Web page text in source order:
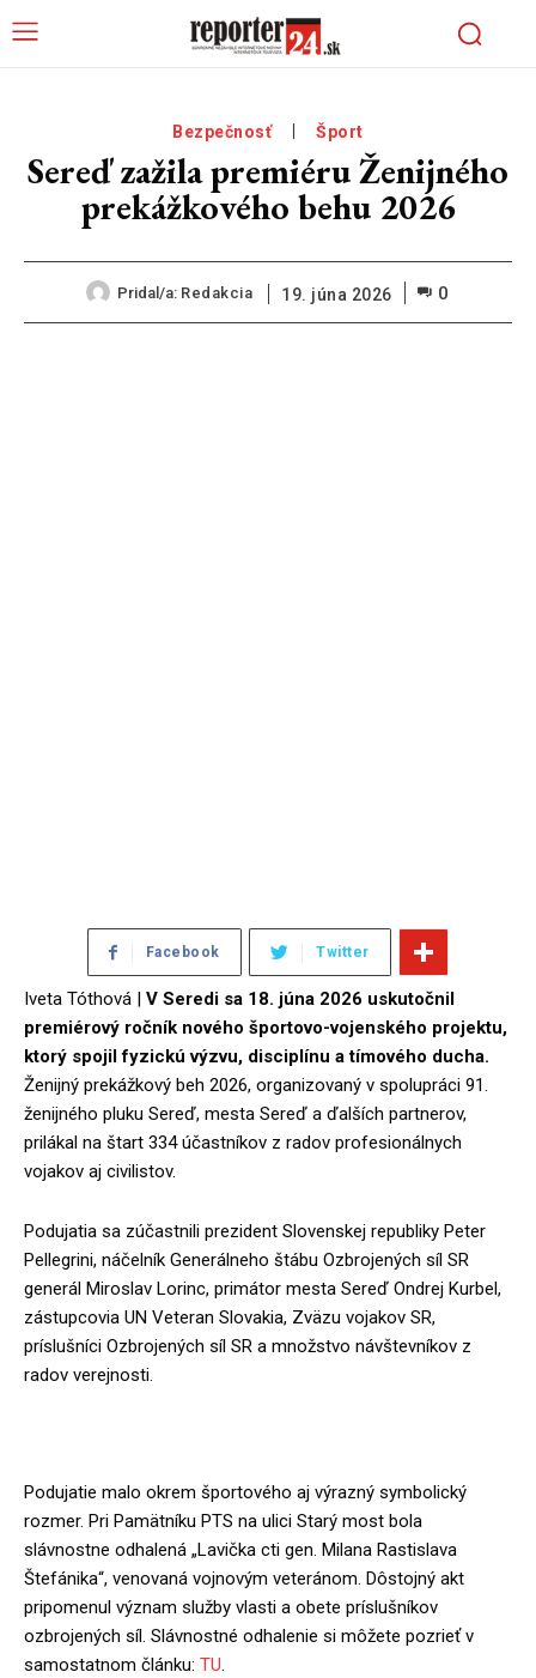
Bezpečnosť Šport
Sereď zažila premiéru Ženijného
prekážkového behu 2026
Pridal/a: Redakcia 19. júna 2026 0
Facebook Twitter
Iveta Tóthová | V Seredi sa 18. júna 2026 uskutočnil
premiérový ročník nového športovo-vojenského projektu,
ktorý spojil fyzickú výzvu, disciplínu a tímového ducha.
Ženijný prekážkový beh 2026, organizovaný v spolupráci 91.
ženijného pluku Sereď, mesta Sereď a ďalších partnerov,
prilákal na štart 334 účastníkov z radov profesionálnych
vojakov aj civilistov.
Podujatia sa zúčastnili prezident Slovenskej republiky Peter
Pellegrini, náčelník Generálneho štábu Ozbrojených síl SR
generál Miroslav Lorinc, primátor mesta Sereď Ondrej Kurbel,
zástupcovia UN Veteran Slovakia, Zväzu vojakov SR,
príslušníci Ozbrojených síl SR a množstvo návštevníkov z
radov verejnosti.
Podujatie malo okrem športového aj výrazný symbolický
rozmer. Pri Pamätníku PTS na ulici Starý most bola
slávnostne odhalená „Lavička cti gen. Milana Rastislava
Štefánika“, venovaná vojnovým veteránom. Dôstojný akt
pripomenul význam služby vlasti a obete príslušníkov
ozbrojených síl. Slávnostné odhalenie si môžete pozrieť v
samostatnom článku: TU.